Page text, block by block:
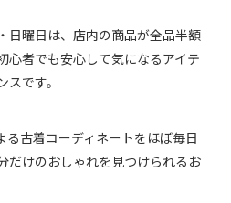
日曜日は、店内の商品が全品半額
心者でも安心して気になるアイテ
です。
る古着コーディネートをほぼ毎日
だけのおしゃれを見つけられるお